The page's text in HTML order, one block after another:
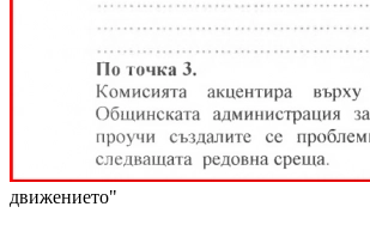
движението"